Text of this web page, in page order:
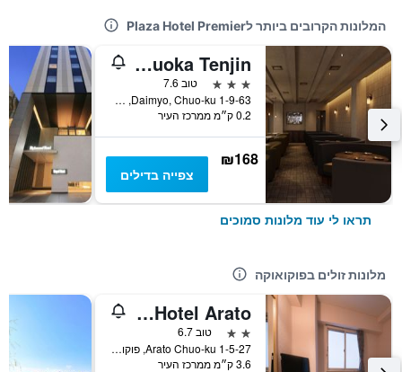
המלונות הקרובים ביותר לPlaza Hotel Premier
The Knot Fukuoka Tenjin
3 כוכבים
טוב 7.6
1-9-63 Daimyo, Chuo-ku, פוקואוקה, יפן
0.2 ק״מ ממרכז העיר
₪168
צפייה בדילים
תראו לי עוד מלונות סמוכים
מלונות זולים בפוקואוקה
Heiwadai Hotel Arato
2 כוכבים
טוב 6.7
1-5-27 Arato Chuo-ku, פוקואוקה, יפן
3.6 ק״מ ממרכז העיר